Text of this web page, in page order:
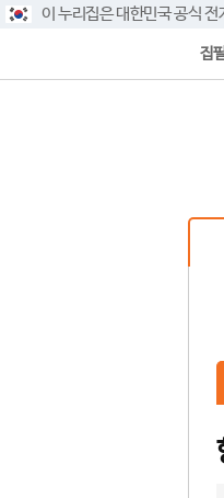
이 누리집은 대한민국 공식
집